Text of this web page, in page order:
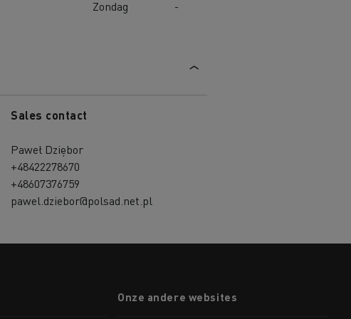
Zondag -
Sales contact
Paweł Dziębor
+48422278670
+48607376759
pawel.dziebor@polsad.net.pl
Onze andere websites